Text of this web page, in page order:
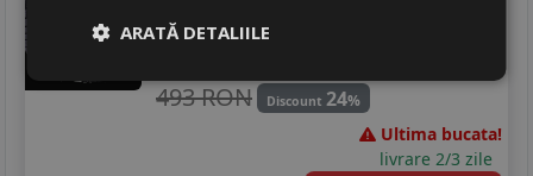
493 RON Discount 24%
Ultima bucata!
livrare 2/3 zile
ARATĂ DETALIILE